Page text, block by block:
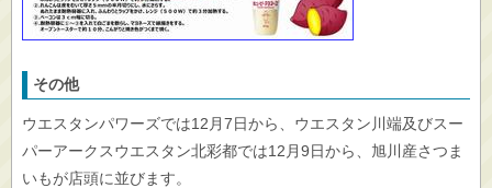
その他
ウエスタンパワーズでは12月7日から、ウエスタン川端及びスー
パーアークスウエスタン北彩都では12月9日から、旭川産さつま
いもが店頭に並びます。